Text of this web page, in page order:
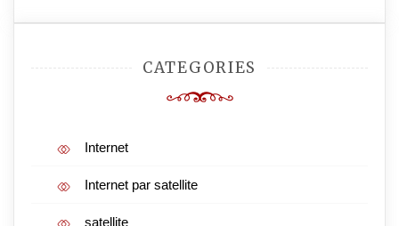
CATEGORIES
Internet
Internet par satellite
satellite